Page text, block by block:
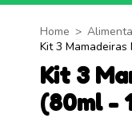
Home >
Kit 3
Kit 3
(80ml -